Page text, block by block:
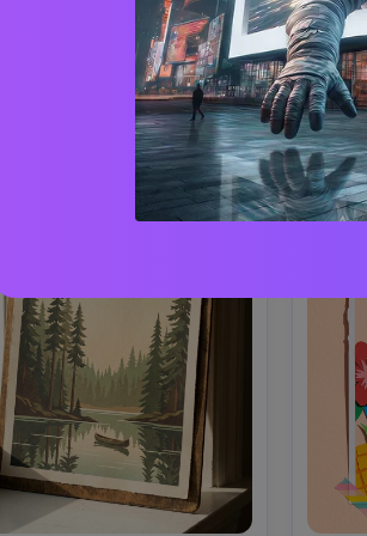
e scooter vintage, titolo in
sans-serif condensato
SUMMER" con sottotitolo
per le date, texture calda
halftone, effetto stampa
sbiadito dal sole,
negativo pulito, layout
presentato come un
realistico di poster A2
su una parete di intonaco
luce morbida dalla finestra,
Canon EOS R5, obiettivo
dettaglio nitido, texture
premium della carta --ar 4:5
Copia Prompt
Crea Immagine Simile ↗